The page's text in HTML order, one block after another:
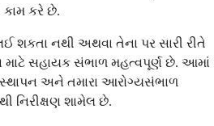
કામ કરે છે.
શકતા નથી અથવા તેના પર સારી રીતે
માટે સહાયક સંભાળ મહત્વપૂર્ણ છે. આમાં
અને તમારા આરોગ્યસંભાળ
નિરીક્ષણ શામેલ છે.